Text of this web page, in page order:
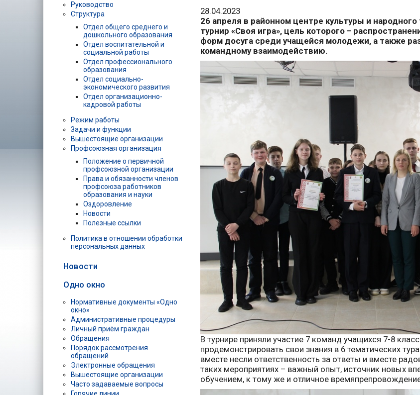
28.04.2023
26 апреля в районном центре культуры и
турнир «Своя игра», цель которого −
форм досуга среди учащейся молодежи, а также
командному взаимодействию.
В турнире приняли участие 7 команд учащихся 7-8
продемонстрировать свои знания в 6 тематических
вместе несли ответственность за ответы и вместе
таких мероприятиях – важный опыт, источник новых
обучением, к тому же и отличное
Руководство
Структура
Отдел общего среднего и
дошкольного образования
Отдел воспитательной и
социальной работы
Отдел профессионального
образования
Отдел социально-
экономического развития
Отдел организационно-
кадровой работы
Режим работы
Задачи и функции
Вышестоящие организации
Профсоюзная организация
Положение о первичной
профсоюзной организации
Права и обязанности членов
профсоюза работников
образования и науки
Оздоровление
Новости
Полезные ссылки
Политика в отношении обработки
персональных данных
Новости
Одно окно
Нормативные документы «Одно
окно»
Административные процедуры
Личный приём граждан
Обращения
Порядок рассмотрения
обращений
Электронные обращения
Вышестоящие организации
Часто задаваемые вопросы